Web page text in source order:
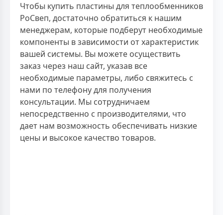
Чтобы купить пластины для теплообменников
РоСвеп, достаточно обратиться к нашим
менеджерам, которые подберут необходимые
компоненты в зависимости от характеристик
вашей системы. Вы можете осуществить
заказ через наш сайт, указав все
необходимые параметры, либо свяжитесь с
нами по телефону для получения
консультации. Мы сотрудничаем
непосредственно с производителями, что
дает нам возможность обеспечивать низкие
цены и высокое качество товаров.